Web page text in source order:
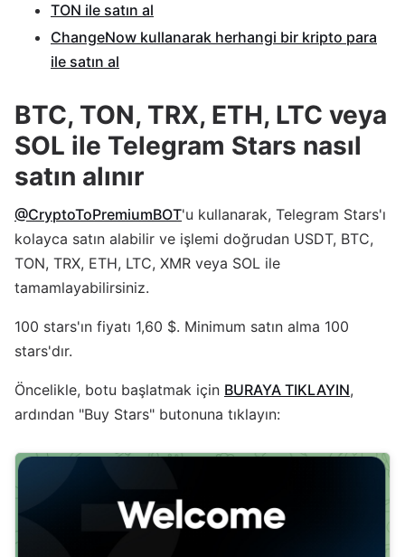
TON ile satın al
ChangeNow kullanarak herhangi bir kripto para
ile satın al
BTC, TON, TRX, ETH, LTC veya
SOL ile Telegram Stars nasıl
satın alınır
@CryptoToPremiumBOT'u kullanarak, Telegram Stars'ı
kolayca satın alabilir ve işlemi doğrudan USDT, BTC,
TON, TRX, ETH, LTC, XMR veya SOL ile
tamamlayabilirsiniz.
100 stars'ın fiyatı 1,60 $. Minimum satın alma 100
stars'dır.
Öncelikle, botu başlatmak için BURAYA TIKLAYIN,
ardından "Buy Stars" butonuna tıklayın: